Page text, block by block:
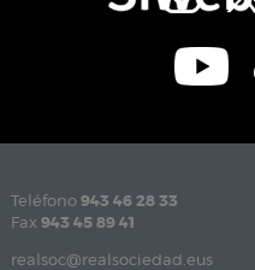
Teléfono 943 46 28 33
Fax 943 45 89 41
realsoc@realsociedad.eus